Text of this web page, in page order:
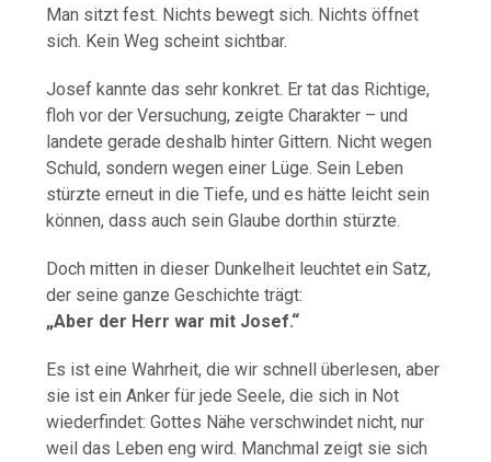
Man sitzt fest. Nichts bewegt sich. Nichts öffnet
sich. Kein Weg scheint sichtbar.
Josef kannte das sehr konkret. Er tat das Richtige,
floh vor der Versuchung, zeigte Charakter – und
landete gerade deshalb hinter Gittern. Nicht wegen
Schuld, sondern wegen einer Lüge. Sein Leben
stürzte erneut in die Tiefe, und es hätte leicht sein
können, dass auch sein Glaube dorthin stürzte.
Doch mitten in dieser Dunkelheit leuchtet ein Satz,
der seine ganze Geschichte trägt:
„Aber der Herr war mit Josef.“
Es ist eine Wahrheit, die wir schnell überlesen, aber
sie ist ein Anker für jede Seele, die sich in Not
wiederfindet: Gottes Nähe verschwindet nicht, nur
weil das Leben eng wird. Manchmal zeigt sie sich